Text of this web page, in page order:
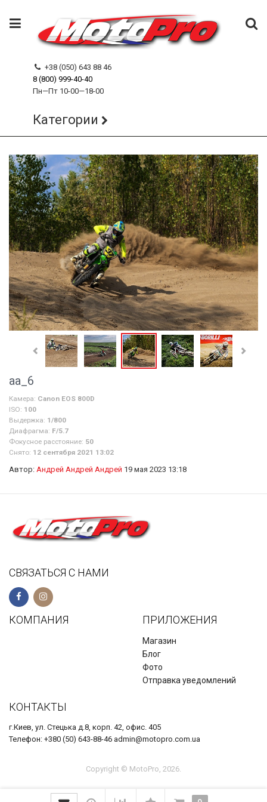
+38 (050) 643 88 46
8 (800) 999-40-40
Пн—Пт 10-00—18-00
Категории
аа_6
Камера: Canon EOS 800D
ISO: 100
Выдержка: 1/800
Диафрагма: F/5.7
Фокусное расстояние: 50
Снято: 12 сентября 2021 13:02
Автор: Андрей Андрей Андрей 19 мая 2023 13:18
СВЯЗАТЬСЯ С НАМИ
КОМПАНИЯ ПРИЛОЖЕНИЯ
Магазин
Блог
Фото
Отправка уведомлений
КОНТАКТЫ
г.Киев, ул. Стецька д.8, корп. 42, офис. 405
Телефон: +380 (50) 643-88-46 admin@motopro.com.ua
Copyright © MotoPro, 2026.